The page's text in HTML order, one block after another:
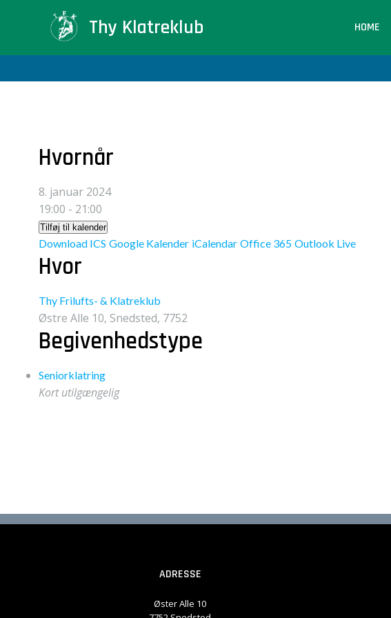
Thy Klatreklub HOME
Hvornår
8. januar 2024
19:00 - 21:00
Tilføj til kalender
Download ICS Google Kalender iCalendar Office 365 Outlook Live
Hvor
Thy Frilufts- & Klatreklub
Østre Alle 10, Snedsted, 7752
Begivenhedstype
Seniorklatring
Kort utilgængelig
ADRESSE
Øster Alle 10